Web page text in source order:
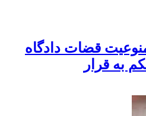
قضات دادگاه
قرار